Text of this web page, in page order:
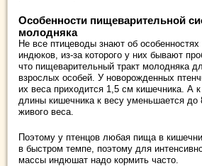
Особенности пищеварительной
молодняка
Не все птицеводы знают об
индюков, из-за которого у них бывают
что пищеварительный тракт молодняка
взрослых особей. У новорожденных
их веса приходится 1,5 см кишечника. А
длины кишечника к весу уменьшается
живого веса.
Поэтому у птенцов любая пища в
в быстром темпе, поэтому для
массы индюшат надо кормить часто.